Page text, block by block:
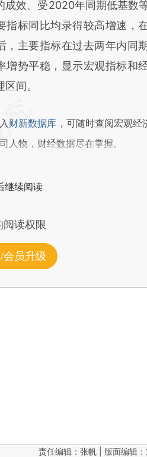
成效。受2020年同期低基数
指标同比均录得较高增速，
，主要指标在过去两年内同
增势平稳，显示宏观指标和
间。
财新数据库 ，可随时查阅宏观经
人物，财经数据尽在掌握。
继续阅读
读权限
会员升级
责任编辑：张帆 | 版面编辑